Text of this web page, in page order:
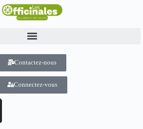
Contactez-nous
Connectez-vous